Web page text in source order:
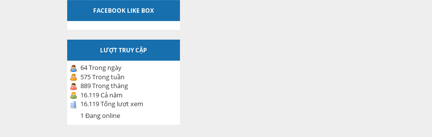
FACEBOOK LIKE BOX
LƯỢT TRUY CẬP
64 Trong ngày
575 Trong tuần
889 Trong tháng
16.119 Cả năm
16.119 Tổng lượt xem
1 Đang online